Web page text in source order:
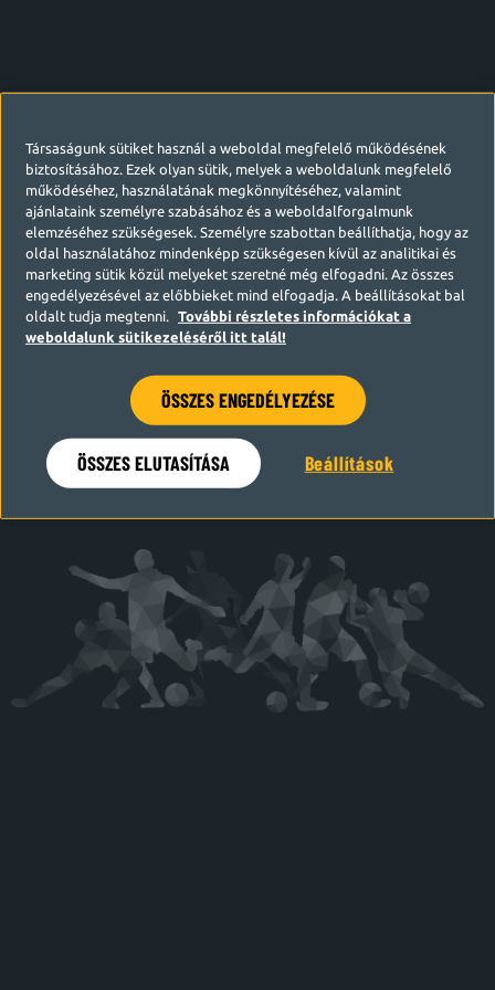
Hamarosan visszatérünk
Társaságunk sütiket használ a weboldal megfelelő működésének
biztosításához. Ezek olyan sütik, melyek a weboldalunk megfelelő
működéséhez, használatának megkönnyítéséhez, valamint
ajánlataink személyre szabásához és a weboldalforgalmunk
elemzéséhez szükségesek. Személyre szabottan beállíthatja, hogy az
oldal használatához mindenképp szükségesen kívül az analitikai és
marketing sütik közül melyeket szeretné még elfogadni. Az összes
engedélyezésével az előbbieket mind elfogadja. A beállításokat bal
oldalt tudja megtenni.
További részletes információkat a
weboldalunk sütikezeléséről itt talál!
ÖSSZES ENGEDÉLYEZÉSE
ÖSSZES ELUTASÍTÁSA Beállítások